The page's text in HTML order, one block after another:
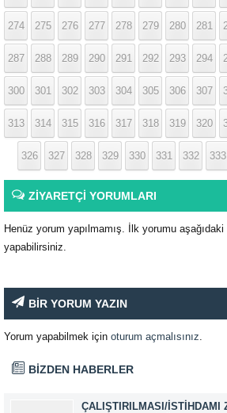
274 275 276 277 278 279 280 281
287 288 289 290 291 292 293 294
300 301 302 303 304 305 306 307
313 314 315 316 317 318 319 320
326 327 328 329 330 331 332 333
ZİYARETÇİ YORUMLARI
Henüz yorum yapılmamış. İlk yorumu aşağıdaki
yapabilirsiniz.
BİR YORUM YAZIN
Yorum yapabilmek için oturum açmalısınız
BİZDEN HABERLER
ÇALIŞTIRILMASI/İSTIHDAMI